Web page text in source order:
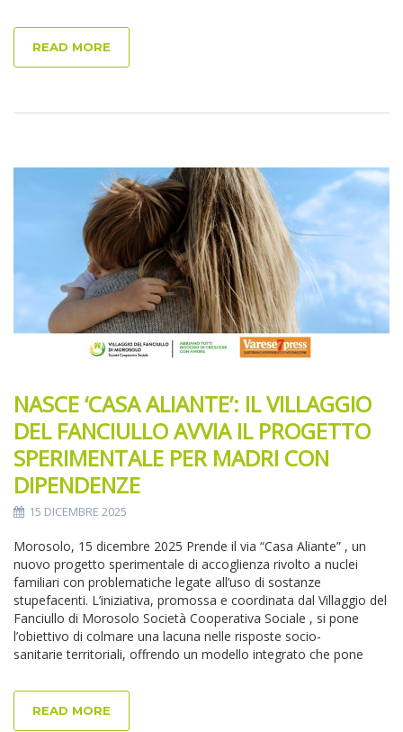
READ MORE
NASCE ‘CASA ALIANTE’: IL VILLAGGIO
DEL FANCIULLO AVVIA IL PROGETTO
SPERIMENTALE PER MADRI CON
DIPENDENZE
15 DICEMBRE 2025
Morosolo, 15 dicembre 2025 Prende il via “Casa Aliante” , un
nuovo progetto sperimentale di accoglienza rivolto a nuclei
familiari con problematiche legate all’uso di sostanze
stupefacenti. L’iniziativa, promossa e coordinata dal Villaggio del
Fanciullo di Morosolo Società Cooperativa Sociale , si pone
l’obiettivo di colmare una lacuna nelle risposte socio-
sanitarie territoriali, offrendo un modello integrato che pone
READ MORE